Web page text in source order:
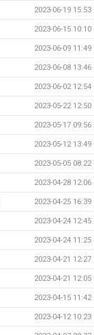
2023-06-19 15:53
2023-06-15 10:10
2023-06-09 11:49
2023-06-08 13:46
2023-06-02 12:54
2023-05-22 12:50
2023-05-17 09:56
2023-05-12 13:49
2023-05-05 08:22
2023-04-28 12:06
2023-04-25 16:39
2023-04-24 12:45
2023-04-24 11:25
2023-04-21 12:27
2023-04-21 12:05
2023-04-15 11:42
2023-04-12 10:23